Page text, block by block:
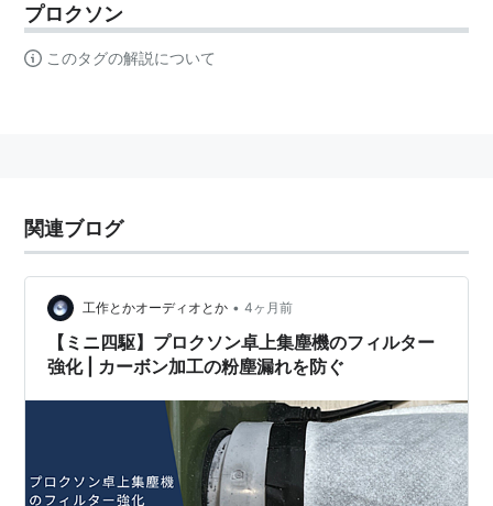
プロクソン
このタグの解説について
関連ブログ
工作とかオーディオとか • 4ヶ月前
【ミニ四駆】プロクソン卓上集塵機のフィルター
強化 | カーボン加工の粉塵漏れを防ぐ